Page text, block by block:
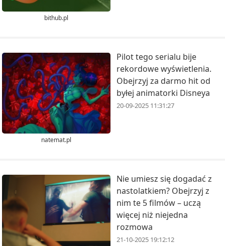
bithub.pl
natemat.pl
Pilot tego serialu bije
rekordowe wyświetlenia.
Obejrzyj za darmo hit od
byłej animatorki Disneya
20-09-2025 11:31:27
Nie umiesz się dogadać z
nastolatkiem? Obejrzyj z
nim te 5 filmów – uczą
więcej niż niejedna
rozmowa
21-10-2025 19:12:12